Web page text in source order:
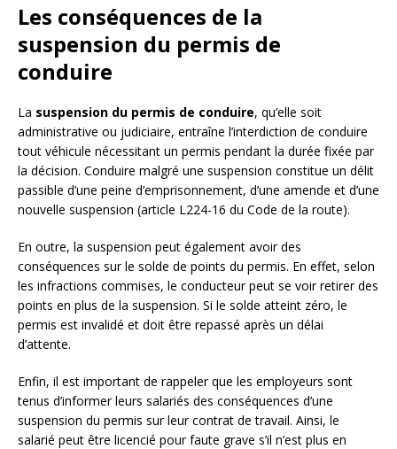
Les conséquences de la
suspension du permis de
conduire
La suspension du permis de conduire, qu’elle soit
administrative ou judiciaire, entraîne l’interdiction de conduire
tout véhicule nécessitant un permis pendant la durée fixée par
la décision. Conduire malgré une suspension constitue un délit
passible d’une peine d’emprisonnement, d’une amende et d’une
nouvelle suspension (article L224-16 du Code de la route).
En outre, la suspension peut également avoir des
conséquences sur le solde de points du permis. En effet, selon
les infractions commises, le conducteur peut se voir retirer des
points en plus de la suspension. Si le solde atteint zéro, le
permis est invalidé et doit être repassé après un délai
d’attente.
Enfin, il est important de rappeler que les employeurs sont
tenus d’informer leurs salariés des conséquences d’une
suspension du permis sur leur contrat de travail. Ainsi, le
salarié peut être licencié pour faute grave s’il n’est plus en